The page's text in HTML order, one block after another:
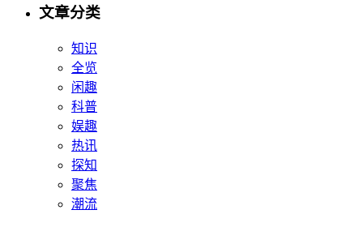
文章分类
知识
全览
闲趣
科普
娱趣
热讯
探知
聚焦
潮流